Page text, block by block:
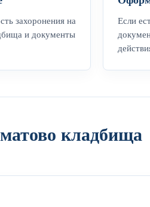
захоронения на
и документы
Если
кладбища